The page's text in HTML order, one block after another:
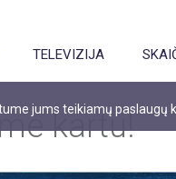
TELEVIZIJA
jums teikiamų paslaugų
kartu!